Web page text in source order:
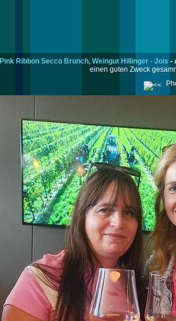
Pink Ribbon Secco Brunch, Weingut Hillinger - Jois -
einen guten Zweck